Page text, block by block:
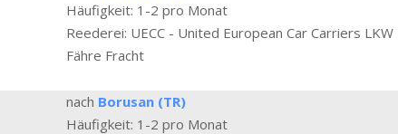
Häufigkeit: 1-2 pro Monat
Reederei: UECC - United European Car Carriers LKW
Fähre Fracht
nach Borusan (TR)
Häufigkeit: 1-2 pro Monat